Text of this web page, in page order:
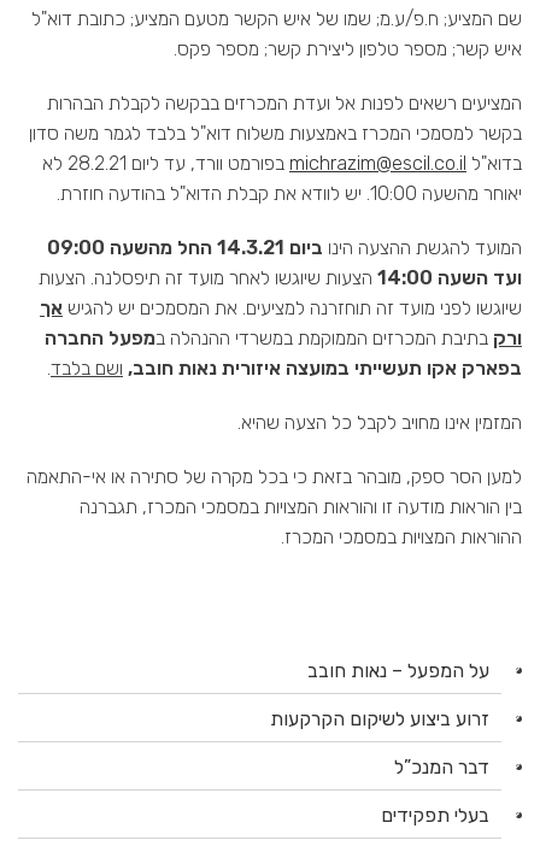
שם המציע; ח.פ/ע.מ; שמו של איש הקשר מטעם המציע; כתובת דוא"ל
איש קשר; מספר טלפון ליצירת קשר; מספר פקס.
המציעים רשאים לפנות אל ועדת המכרזים בבקשה לקבלת הבהרות
בקשר למסמכי המכרז באמצעות משלוח דוא"ל בלבד לגמר משה סדון
בדוא"ל michrazim@escil.co.il
בפורמט וורד, עד ליום 28.2.21 לא
יאוחר מהשעה 10:00. יש לוודא את קבלת הדוא"ל בהודעה חוזרת.
המועד להגשת ההצעה הינו
ביום 14.3.21 החל מהשעה 09:00
ועד השעה 14:00
הצעות שיוגשו לאחר מועד זה תיפסלנה. הצעות
שיוגשו לפני מועד זה תוחזרנה למציעים. את המסמכים יש להגיש אך
ורק בתיבת המכרזים הממוקמת במשרדי ההנהלה במפעל החברה
בפארק אקו תעשייתי במועצה איזורית נאות חובב, ושם בלבד.
המזמין אינו מחויב לקבל כל הצעה שהיא.
למען הסר ספק, מובהר בזאת כי בכל מקרה של סתירה או אי-התאמה
בין הוראות מודעה זו והוראות המצויות במסמכי המכרז, תגברנה
ההוראות המצויות במסמכי המכרז.
על המפעל – נאות חובב
זרוע ביצוע לשיקום הקרקעות
דבר המנכ”ל
בעלי תפקידים